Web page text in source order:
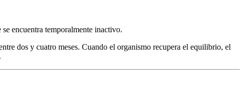
encuentra temporalmente inactivo.
dos y cuatro meses. Cuando el organismo recupera el equilibrio, el